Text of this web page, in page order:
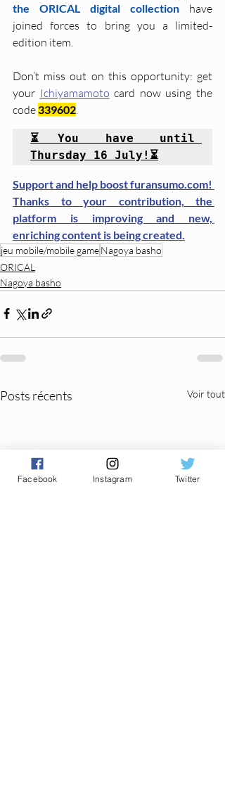
the ORICAL digital collection have
joined forces to bring you a limited-
edition item.
Don’t miss out on this opportunity: get
your Ichiyamamoto card now using the
code 339602
⏳You have until
Thursday 16 July!⏳
Support and help boost furansumo.com!
Thanks to your contribution, the
platform is improving and new,
enriching content is being created.
jeu mobile/mobile gameNagoya basho
ORICAL
Nagoya basho
Posts récents Voir tout
Facebook Instagram Twitter